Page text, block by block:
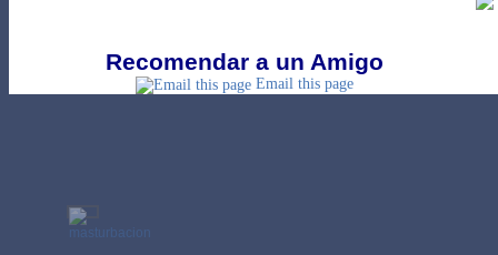
Recomendar a un Amigo
Email this page